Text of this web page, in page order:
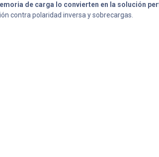
de carga lo convierten en la solución
contra polaridad inversa y sobrecargas.